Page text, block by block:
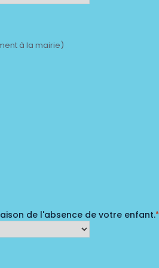
à la mairie)
de l'absence de votre enfant.*